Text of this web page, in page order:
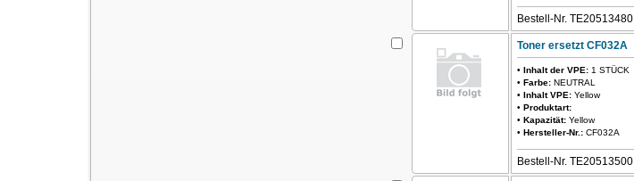
Bestell-Nr. TE20513480
Toner ersetzt CF032A
• Inhalt der VPE: 1 STÜCK
• Farbe: NEUTRAL
• Inhalt VPE: Yellow
• Produktart:
• Kapazität: Yellow
• Hersteller-Nr.: CF032A
Bestell-Nr. TE20513500